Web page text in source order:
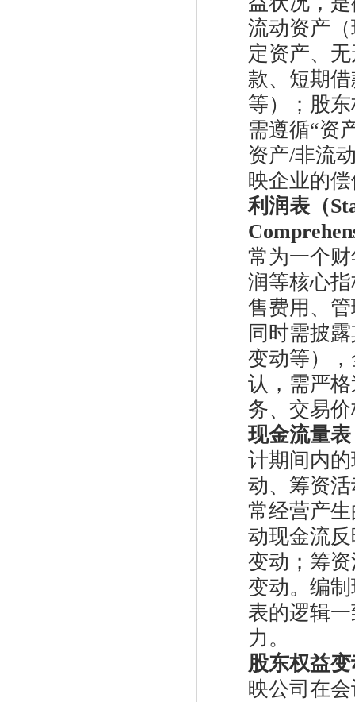
流动资产
定资产、
款、短期
等）；股
需遵循“资
资产/非流
映企业的
利润表（
常为一个
润等核心
售费用、
同时需披
变动等）
认，需严
务、交易
现金流量表
计期间内
动、筹资
常经营产
动现金流
变动；筹
变动。编
表的逻辑
力。
股东权益
映公司在